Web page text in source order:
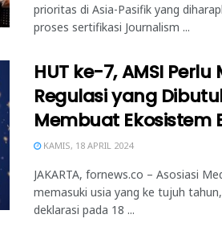
prioritas di Asia-Pasifik yang
proses sertifikasi Journalism ...
HUT ke-7, AMSI
Regulasi yang
Membuat Ekosistem
KAMIS, 18 APRIL 2024
JAKARTA, fornews.co – Asosiasi
memasuki usia yang ke tujuh
deklarasi pada 18 ...